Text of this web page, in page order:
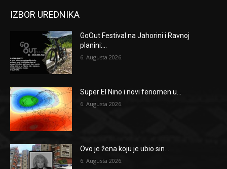
IZBOR UREDNIKA
GoOut Festival na Jahorini i Ravnoj
planini:...
6. Augusta 2026.
Super El Nino i novi fenomen u...
6. Augusta 2026.
Ovo je žena koju je ubio sin...
6. Augusta 2026.